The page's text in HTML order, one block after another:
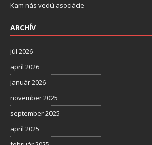
Kam nás vedú asociácie
ARCHÍV
júl 2026
apríl 2026
január 2026
november 2025
september 2025
apríl 2025